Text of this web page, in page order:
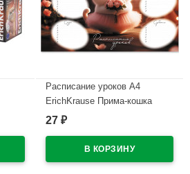
Расписание уроков А4
ErichKrause Прима-кошка
арт.65307
27 ₽